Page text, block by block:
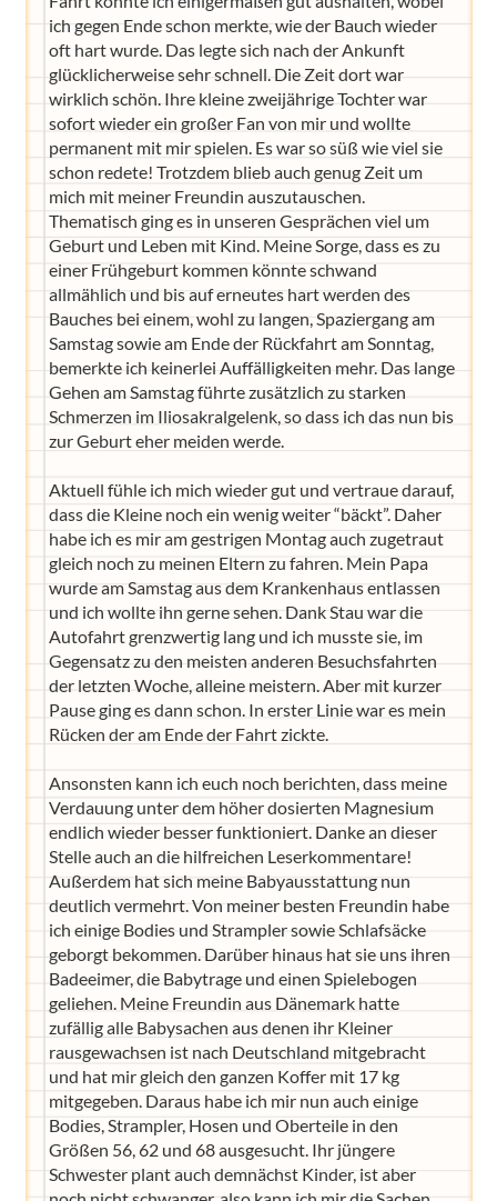
ich gegen Ende schon merkte, wie der Bauch wieder
oft hart wurde. Das legte sich nach der Ankunft
glücklicherweise sehr schnell. Die Zeit dort war
wirklich schön. Ihre kleine zweijährige Tochter war
sofort wieder ein großer Fan von mir und wollte
permanent mit mir spielen. Es war so süß wie viel sie
schon redete! Trotzdem blieb auch genug Zeit um
mich mit meiner Freundin auszutauschen.
Thematisch ging es in unseren Gesprächen viel um
Geburt und Leben mit Kind. Meine Sorge, dass es zu
einer Frühgeburt kommen könnte schwand
allmählich und bis auf erneutes hart werden des
Bauches bei einem, wohl zu langen, Spaziergang am
Samstag sowie am Ende der Rückfahrt am Sonntag,
bemerkte ich keinerlei Auffälligkeiten mehr. Das lange
Gehen am Samstag führte zusätzlich zu starken
Schmerzen im Iliosakralgelenk, so dass ich das nun bis
zur Geburt eher meiden werde.
Aktuell fühle ich mich wieder gut und vertraue darauf,
dass die Kleine noch ein wenig weiter “bäckt”. Daher
habe ich es mir am gestrigen Montag auch zugetraut
gleich noch zu meinen Eltern zu fahren. Mein Papa
wurde am Samstag aus dem Krankenhaus entlassen
und ich wollte ihn gerne sehen. Dank Stau war die
Autofahrt grenzwertig lang und ich musste sie, im
Gegensatz zu den meisten anderen Besuchsfahrten
der letzten Woche, alleine meistern. Aber mit kurzer
Pause ging es dann schon. In erster Linie war es mein
Rücken der am Ende der Fahrt zickte.
Ansonsten kann ich euch noch berichten, dass meine
Verdauung unter dem höher dosierten Magnesium
endlich wieder besser funktioniert. Danke an dieser
Stelle auch an die hilfreichen Leserkommentare!
Außerdem hat sich meine Babyausstattung nun
deutlich vermehrt. Von meiner besten Freundin habe
ich einige Bodies und Strampler sowie Schlafsäcke
geborgt bekommen. Darüber hinaus hat sie uns ihren
Badeeimer, die Babytrage und einen Spielebogen
geliehen. Meine Freundin aus Dänemark hatte
zufällig alle Babysachen aus denen ihr Kleiner
rausgewachsen ist nach Deutschland mitgebracht
und hat mir gleich den ganzen Koffer mit 17 kg
mitgegeben. Daraus habe ich mir nun auch einige
Bodies, Strampler, Hosen und Oberteile in den
Größen 56, 62 und 68 ausgesucht. Ihr jüngere
Schwester plant auch demnächst Kinder, ist aber